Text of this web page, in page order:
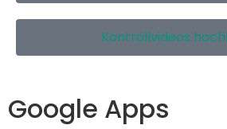
Kontrollvideos
Google Apps